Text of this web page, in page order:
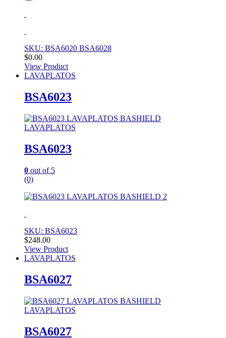
SKU: BSA6020 BSA6028
$0.00
View Product
LAVAPLATOS
BSA6023
LAVAPLATOS
BSA6023
0 out of 5
(0)
SKU: BSA6023
$248.00
View Product
LAVAPLATOS
BSA6027
LAVAPLATOS
BSA6027